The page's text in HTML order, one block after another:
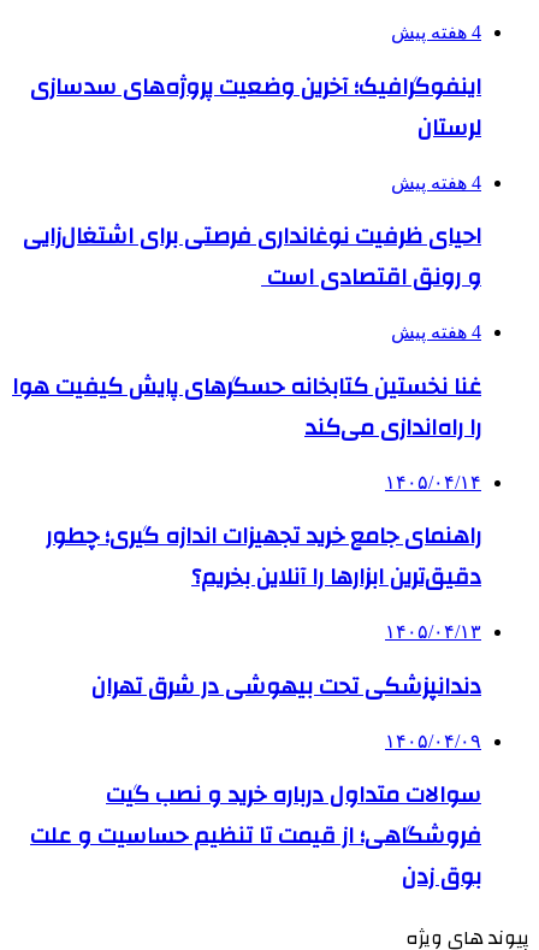
4 هفته پیش
اینفوگرافیک؛ آخرین وضعیت پروژه‌های سدسازی
لرستان
4 هفته پیش
احیای ظرفیت نوغانداری فرصتی برای اشتغال‌زایی
و رونق اقتصادی است
4 هفته پیش
غنا نخستین کتابخانه حسگرهای پایش کیفیت هوا
را راه‌اندازی می‌کند
۱۴۰۵/۰۴/۱۴
راهنمای جامع خرید تجهیزات اندازه گیری؛ چطور
دقیق‌ترین ابزارها را آنلاین بخریم؟
۱۴۰۵/۰۴/۱۳
دندانپزشکی تحت بیهوشی در شرق تهران
۱۴۰۵/۰۴/۰۹
سوالات متداول درباره خرید و نصب گیت
فروشگاهی؛ از قیمت تا تنظیم حساسیت و علت
بوق زدن
پیوند های ویژه